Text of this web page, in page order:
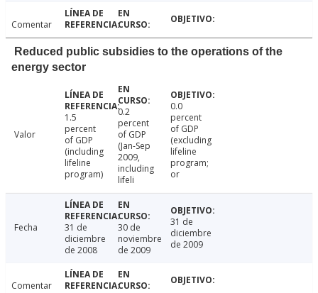
Comentar
Reduced public subsidies to the operations of the
energy sector
Valor
1.5
percent
of GDP
(including
lifeline
program)
0.2
percent
of GDP
(Jan-Sep
2009,
including
lifeli
0.0
percent
of GDP
(excluding
lifeline
program;
or
Fecha
31 de
diciembre
de 2008
30 de
noviembre
de 2009
31 de
diciembre
de 2009
Comentar